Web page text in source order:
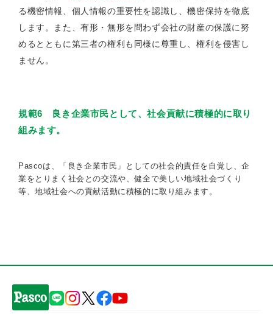
る機密情報、個人情報の重要性を認識し、機密保持を徹底
します。また、有形・無形を問わず会社の財産の保護に努
めるとともに第三者の権利も同様に尊重し、権利を侵害し
ません。
規範6 良き企業市民として、社会貢献に積極的に取り
組みます。
Pascoは、「良き企業市民」としての社会的責任を自覚し、企
業をとりまく社会との交流や、健全で美しい地域社会づくり
等、地域社会への貢献活動に積極的に取り組みます。